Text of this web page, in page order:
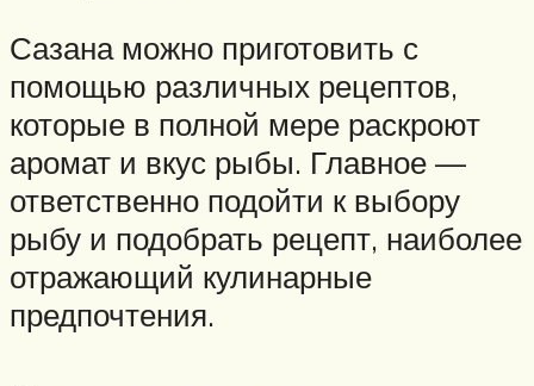
Сазана можно приготовить с
помощью различных рецептов,
которые в полной мере раскроют
аромат и вкус рыбы. Главное —
ответственно подойти к выбору
рыбу и подобрать рецепт, наиболее
отражающий кулинарные
предпочтения.